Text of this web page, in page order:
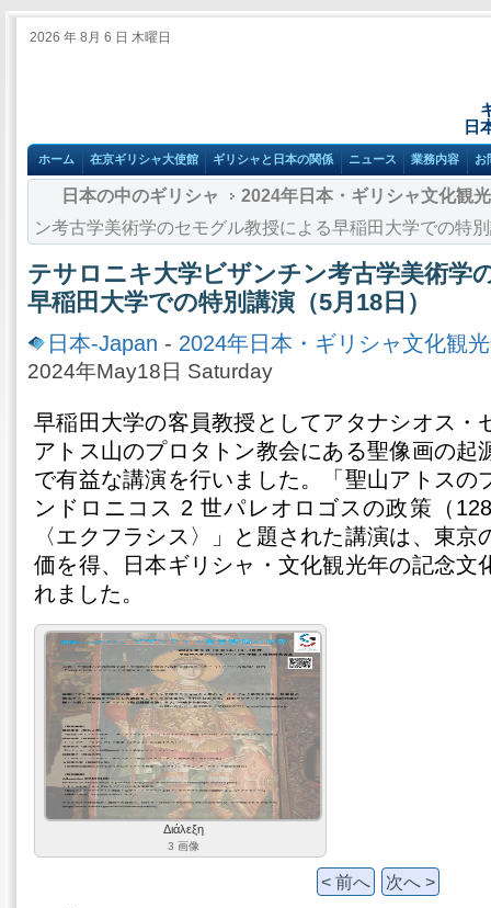
2026 年 8月 6 日 木曜日
日
ホーム 在京ギリシャ大使館 ギリシャと日本の関係 ニュース 業務内容 お
日本の中のギリシャ
2024年日本・ギリシャ文化観
ン考古学美術学のセモグル教授による早稲田大学での特
テサロニキ大学ビザンチン考古学美術学
早稲田大学での特別講演（5月18日）
日本-Japan - 2024年日本・ギリシャ文化観
2024年May18日 Saturday
早稲田大学の客員教授としてアタナシオス・
アトス山のプロタトン教会にある聖像画の起
で有益な講演を行いました。「聖山アトスの
ンドロニコス 2 世パレオロゴスの政策（
〈エクフラシス〉」と題された講演は、東
価を得、日本ギリシャ・文化観光年の記念文
れました。
Διάλεξη
3 画像
< 前へ 次へ >